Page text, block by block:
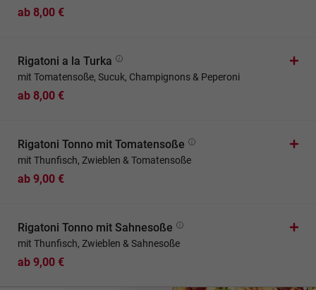
ab 8,00 €
Rigatoni a la Turka
mit Tomatensoße, Sucuk, Champignons & Peperoni
ab 8,00 €
Rigatoni Tonno mit Tomatensoße
mit Thunfisch, Zwieblen & Tomatensoße
ab 9,00 €
Rigatoni Tonno mit Sahnesoße
mit Thunfisch, Zwieblen & Sahnesoße
ab 9,00 €